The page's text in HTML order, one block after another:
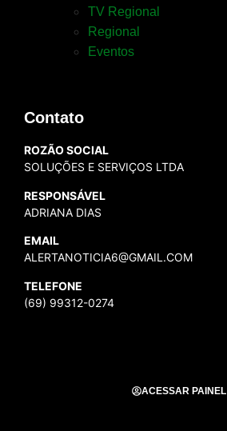
TV Regional
Regional
Eventos
Contato
ROZÃO SOCIAL
SOLUÇÕES E SERVIÇOS LTDA
RESPONSÁVEL
ADRIANA DIAS
EMAIL
ALERTANOTICIA6@GMAIL.COM
TELEFONE
(69) 99312-0274
ACESSAR PAINEL